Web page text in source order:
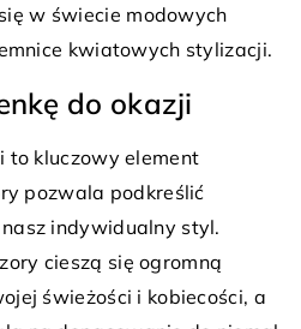
w świecie modowych
kwiatowych stylizacji.
do okazji
to kluczowy element
pozwala podkreślić
indywidualny styl.
cieszą się ogromną
świeżości i kobiecości, a